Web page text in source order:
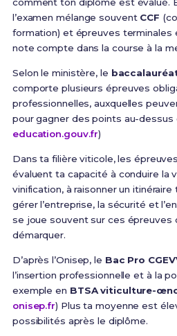
comment ton diplôme est évalué.
l’examen mélange souvent CCF
formation) et épreuves terminales
note compte dans la course à la
Selon le ministère, le
comporte plusieurs épreuves
professionnelles, auxquelles
pour gagner des points au-dessus
education.gouv.fr)
Dans ta filière viticole, les
évaluent ta capacité à conduire la
vinification, à raisonner un
gérer l’entreprise, la sécurité et
se joue souvent sur ces épreuves
démarquer.
D’après l’Onisep, le Bac Pro
l’insertion professionnelle et à la
exemple en BTSA viticulture-
onisep.fr) Plus ta moyenne est
possibilités après le diplôme.